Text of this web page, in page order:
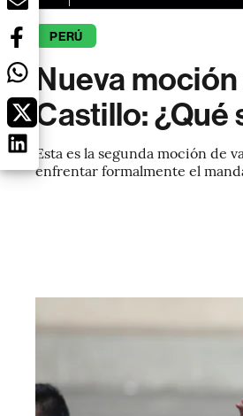
PERÚ
Nueva
Castillo: ¿Qué
Esta es la segunda moción
enfrentar formalmente el